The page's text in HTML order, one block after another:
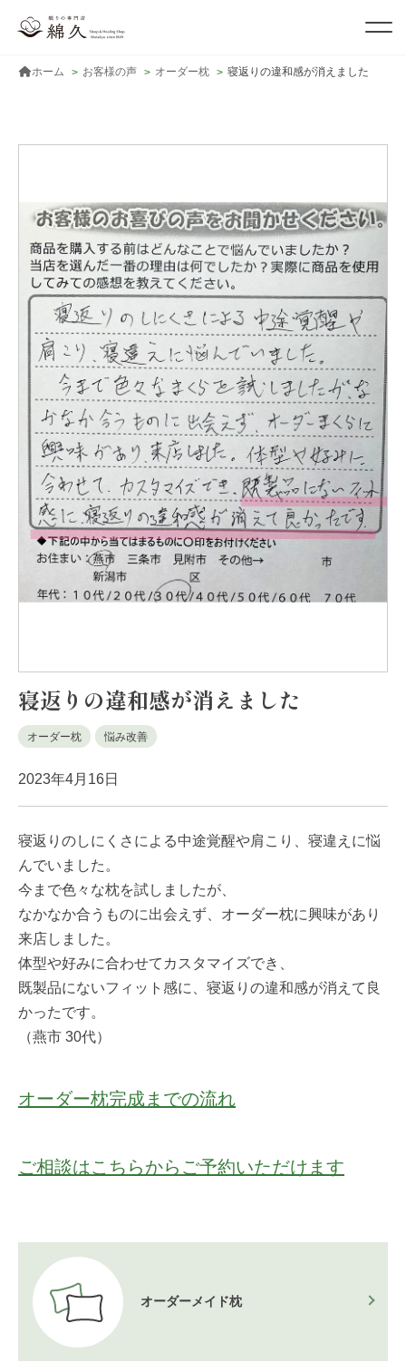
ホーム お客様の声 オーダー枕 寝返りの違和感が消えました
寝返りの違和感が消えました
オーダー枕 悩み改善
2023年4月16日
寝返りのしにくさによる中途覚醒や肩こり、寝違えに悩
んでいました。
今まで色々な枕を試しましたが、
なかなか合うものに出会えず、オーダー枕に興味があり
来店しました。
体型や好みに合わせてカスタマイズでき、
既製品にないフィット感に、寝返りの違和感が消えて良
かったです。
（燕市 30代）
オーダー枕完成までの流れ
ご相談はこちらからご予約いただけます
オーダーメイド枕